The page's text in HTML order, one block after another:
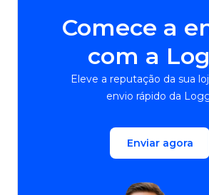
Comece a
com a
Eleve a reputação da sua
envio rápido da
Enviar agora